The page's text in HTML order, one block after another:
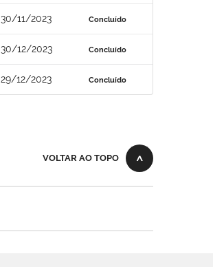
30/11/2023 Concluído
30/12/2023 Concluído
29/12/2023 Concluído
VOLTAR AO TOPO